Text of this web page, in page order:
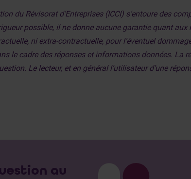
du Révisorat d’Entreprises (ICCI) s’entoure des
possible, il ne donne aucune garantie quant aux
ni extra-contractuelle, pour l’éventuel
le cadre des réponses et informations données. La
Le lecteur, et en général l’utilisateur d’une
au